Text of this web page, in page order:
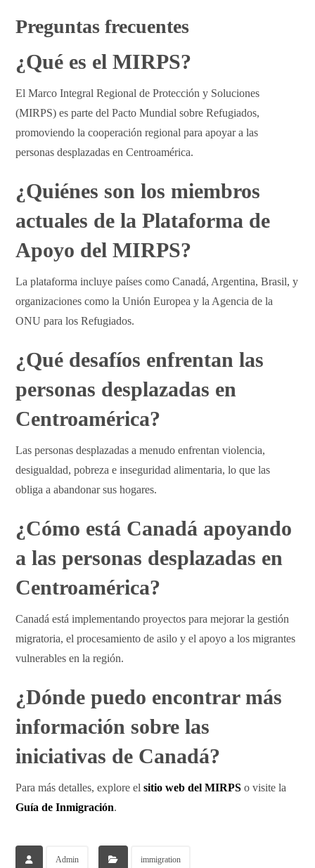
Preguntas frecuentes
¿Qué es el MIRPS?
El Marco Integral Regional de Protección y Soluciones
(MIRPS) es parte del Pacto Mundial sobre Refugiados,
promoviendo la cooperación regional para apoyar a las
personas desplazadas en Centroamérica.
¿Quiénes son los miembros
actuales de la Plataforma de
Apoyo del MIRPS?
La plataforma incluye países como Canadá, Argentina, Brasil, y
organizaciones como la Unión Europea y la Agencia de la
ONU para los Refugiados.
¿Qué desafíos enfrentan las
personas desplazadas en
Centroamérica?
Las personas desplazadas a menudo enfrentan violencia,
desigualdad, pobreza e inseguridad alimentaria, lo que las
obliga a abandonar sus hogares.
¿Cómo está Canadá apoyando
a las personas desplazadas en
Centroamérica?
Canadá está implementando proyectos para mejorar la gestión
migratoria, el procesamiento de asilo y el apoyo a los migrantes
vulnerables en la región.
¿Dónde puedo encontrar más
información sobre las
iniciativas de Canadá?
Para más detalles, explore elsitio web del MIRPS o visite la
Guía de Inmigración.
Admin immigration